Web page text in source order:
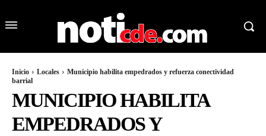
Inicio Locales
Municipio habilita empedrados y refuerza conectividad
barrial
MUNICIPIO HABILITA
EMPEDRADOS Y